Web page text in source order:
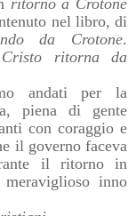
nel libro, di
da Crotone.
Cristo ritorna da
andati per la
piena di gente
con coraggio e
il governo faceva
il ritorno in
inno